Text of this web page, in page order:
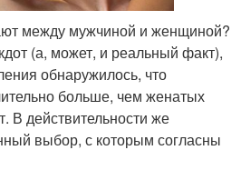
между мужчиной и женщиной?
(а, может, и реальный факт),
обнаружилось, что
больше, чем женатых
В действительности же
выбор, с которым согласны